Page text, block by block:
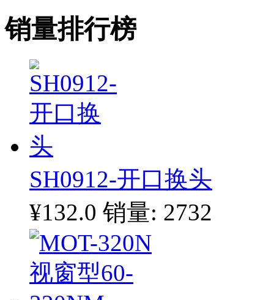
销量排行榜
SH0912-开口换头
¥132.0 销量: 2732